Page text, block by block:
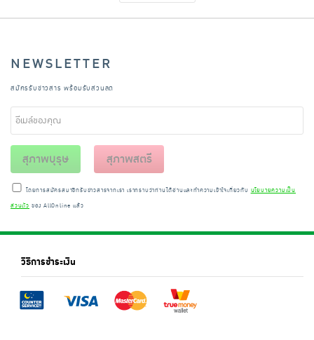
NEWSLETTER
สมัครรับข่าวสาร พร้อมรับส่วนลด
สุภาพบุรุษ สุภาพสตรี
โดยการสมัครสมาชิกรับข่าวสารจากเรา เราทราบว่าท่านได้อ่านและทำความเข้าใจเกี่ยวกับ นโยบายความเป็น
ส่วนตัว ของ AllOnline แล้ว
วิธีการชำระเงิน